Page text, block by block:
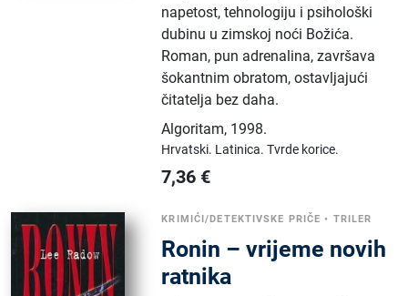
napetost, tehnologiju i psihološki
dubinu u zimskoj noći Božića.
Roman, pun adrenalina, završava
šokantnim obratom, ostavljajući
čitatelja bez daha.
Algoritam, 1998.
Hrvatski. Latinica.Tvrde korice.
7,36 €
KRIMIĆI/DETEKTIVSKE PRIČE • TRILER
Ronin – vrijeme novih
ratnika